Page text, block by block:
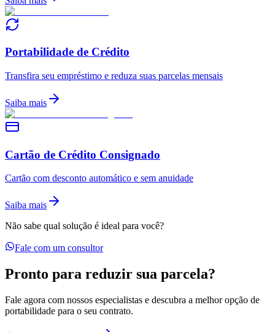
Portabilidade de Crédito
Transfira seu empréstimo e reduza suas parcelas mensais
Saiba mais
Cartão de Crédito Consignado
Cartão com desconto automático e sem anuidade
Saiba mais
Não sabe qual solução é ideal para você?
Fale com um consultor
Pronto para reduzir sua parcela?
Fale agora com nossos especialistas e descubra a melhor opção de
portabilidade para o seu contrato.